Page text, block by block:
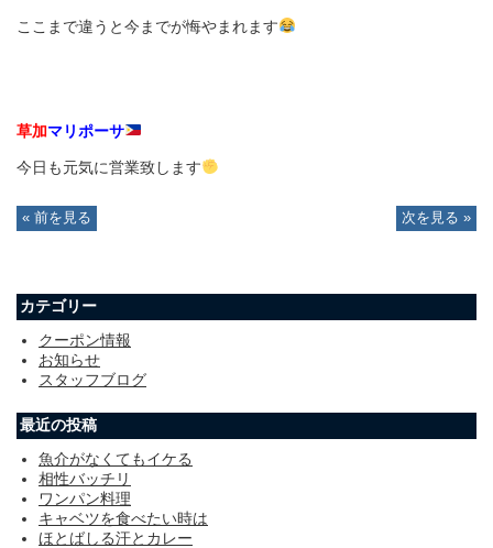
ここまで違うと今までが悔やまれます
草加マリポーサ
今日も元気に営業致します
« 前を見る 次を見る »
カテゴリー
クーポン情報
お知らせ
スタッフブログ
最近の投稿
魚介がなくてもイケる
相性バッチリ
ワンパン料理
キャベツを食べたい時は
ほとばしる汗とカレー